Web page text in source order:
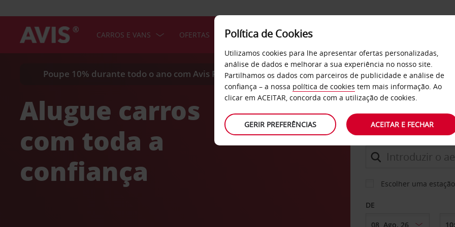
CARROS E VANS OFERTAS SERVIÇOS EMPRESAS
Poupe 10% durante todo o ano com Avis Preferred. Adira já GRATUITAMENTE.
Alugue carros
com toda a
confiança
LEVANTAR EM
Escolher uma
DE
Política de Cookies
Utilizamos cookies para lhe apresentar ofertas personalizadas,
análise de dados e melhorar a sua experiência no nosso site.
Partilhamos os dados com parceiros de publicidade e análise de
confiança – a nossa política de cookies tem mais informação. Ao
clicar em ACEITAR, concorda com a utilização de cookies.
GERIR PREFERÊNCIAS ACEITAR E FECHAR